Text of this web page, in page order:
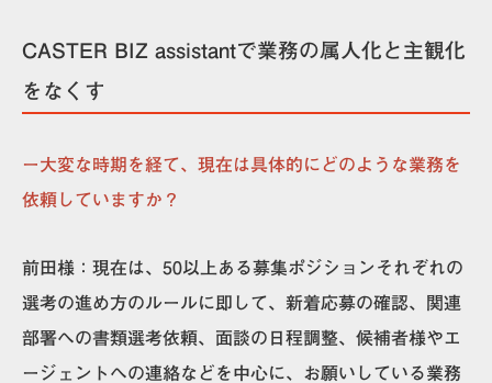
CASTER BIZ assistantで業務の属人化と主観化
をなくす
ー大変な時期を経て、現在は具体的にどのような業務を
依頼していますか？
前田様： 現在は、50以上ある募集ポジションそれぞれの
選考の進め方のルールに即して、新着応募の確認、関連
部署への書類選考依頼、面談の日程調整、候補者様やエ
ージェントへの連絡などを中心に、お願いしている業務